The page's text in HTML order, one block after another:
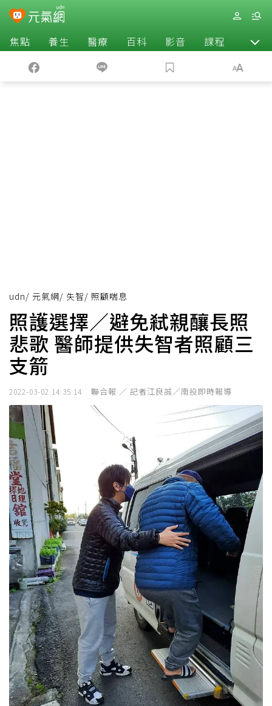
焦點 養生 醫療 百科 影音 課程 退休
udn/ 元氣網/ 失智/ 照顧喘息
照護選擇／避免弒親釀長照
悲歌 醫師提供失智者照顧三
支箭
2022-03-02 14:35:14 聯合報 ／ 記者江良誠／南投即時報導